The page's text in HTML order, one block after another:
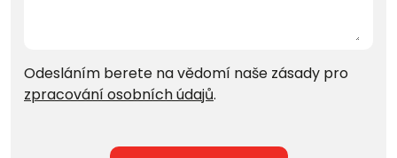
Odesláním berete na vědomí naše zásady pro
zpracování osobních údajů.